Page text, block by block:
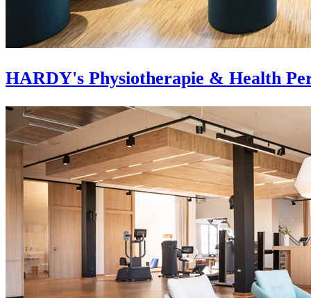
HARDY's Physiotherapie & Health